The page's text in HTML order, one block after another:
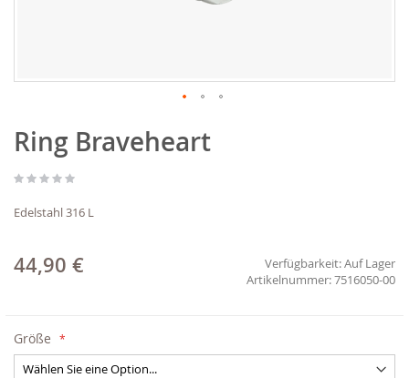
Anfang
der
springen
Ring Braveheart
Edelstahl 316 L
44,90 € Verfügbarkeit:Auf Lager
7516050-00
Größe